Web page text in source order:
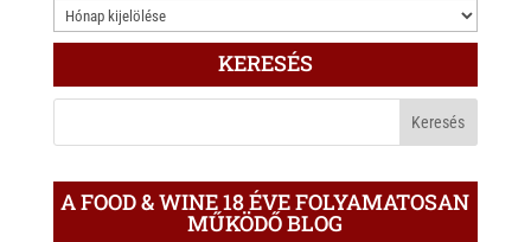
3.000
ÍRÁS
KERESÉS
A FOOD & WINE 18 ÉVE FOLYAMATOSAN
MŰKÖDŐ BLOG